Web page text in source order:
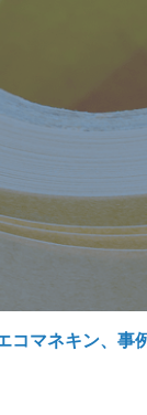
コマネキン、事